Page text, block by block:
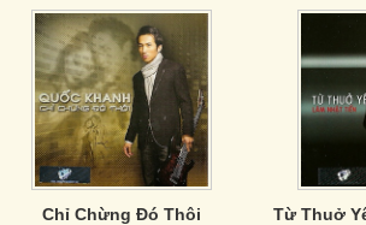
Chỉ Chừng Đó Thôi